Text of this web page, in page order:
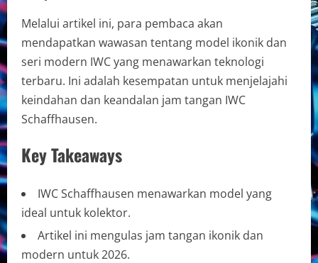
Melalui artikel ini, para pembaca akan
mendapatkan wawasan tentang model ikonik dan
seri modern IWC yang menawarkan teknologi
terbaru. Ini adalah kesempatan untuk menjelajahi
keindahan dan keandalan jam tangan IWC
Schaffhausen.
Key Takeaways
IWC Schaffhausen menawarkan model yang
ideal untuk kolektor.
Artikel ini mengulas jam tangan ikonik dan
modern untuk 2026.